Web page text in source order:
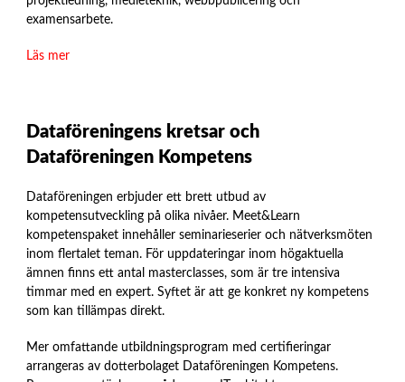
examensarbete.
Läs mer
Dataföreningens kretsar och
Dataföreningen Kompetens
Dataföreningen erbjuder ett brett utbud av
kompetensutveckling på olika nivåer. Meet&Learn
kompetenspaket innehåller seminarieserier och nätverksmöten
inom flertalet teman. För uppdateringar inom högaktuella
ämnen finns ett antal masterclasses, som är tre intensiva
timmar med en expert. Syftet är att ge konkret ny kompetens
som kan tillämpas direkt.
Mer omfattande utbildningsprogram med certifieringar
arrangeras av dotterbolaget Dataföreningen Kompetens.